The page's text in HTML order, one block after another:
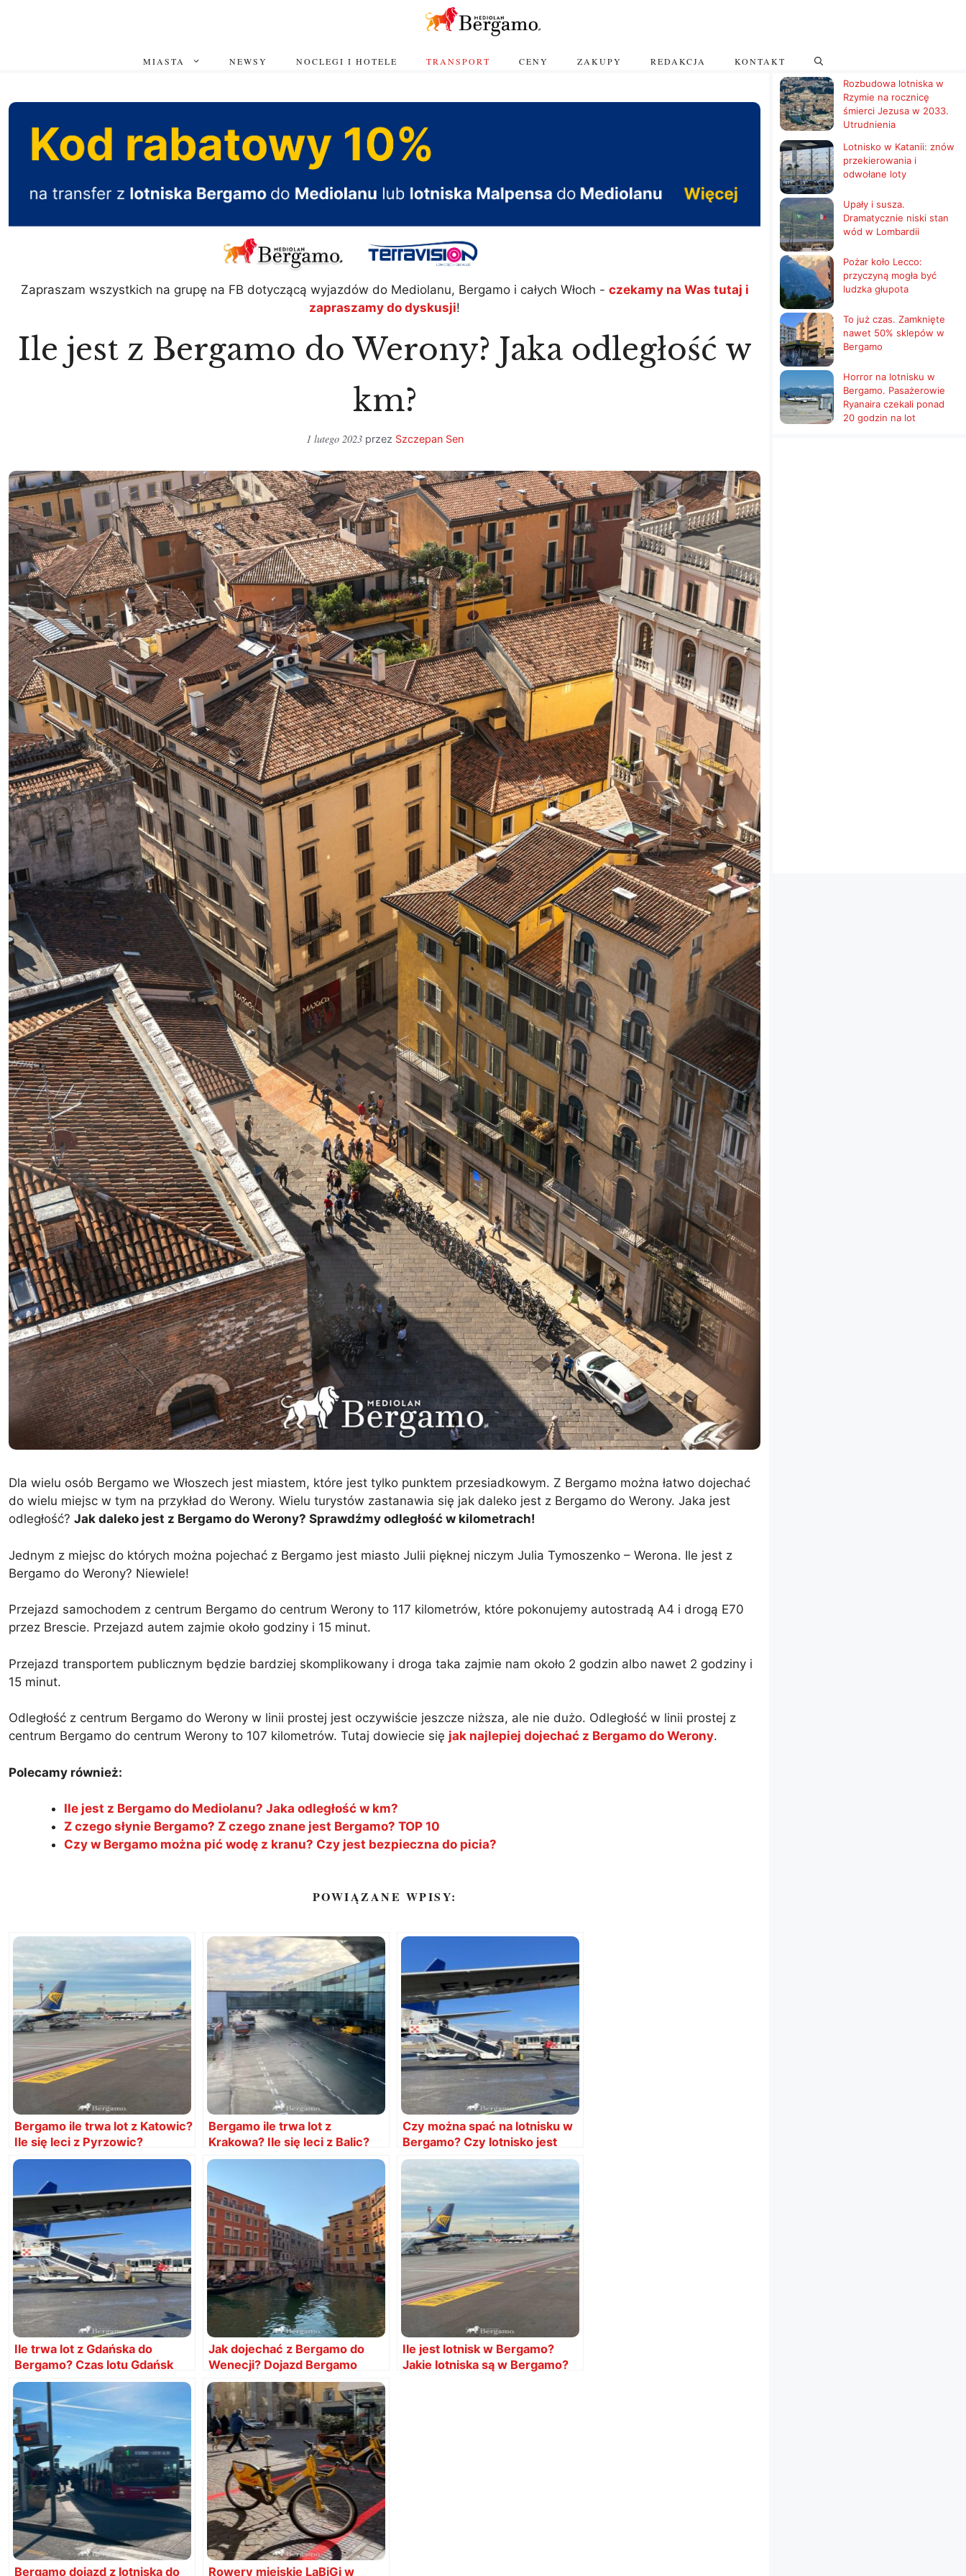
MIASTA NEWSY NOCLEGI I HOTELE TRANSPORT CENY ZAKUPY REDAKCJA KONTAKT
Zapraszam wszystkich na grupę na FB dotyczącą wyjazdów do Mediolanu, Bergamo i całych Włoch - czekamy na Was tutaj i
zapraszamy do dyskusji!
Ile jest z Bergamo do Werony? Jaka odległość w
km?
1 lutego 2023 przez Szczepan Sen
Dla wielu osób Bergamo we Włoszech jest miastem, które jest tylko punktem przesiadkowym. Z Bergamo można łatwo dojechać
do wielu miejsc w tym na przykład do Werony. Wielu turystów zastanawia się jak daleko jest z Bergamo do Werony. Jaka jest
odległość? Jak daleko jest z Bergamo do Werony? Sprawdźmy odległość w kilometrach!
Jednym z miejsc do których można pojechać z Bergamo jest miasto Julii pięknej niczym Julia Tymoszenko – Werona. Ile jest z
Bergamo do Werony? Niewiele!
Przejazd samochodem z centrum Bergamo do centrum Werony to 117 kilometrów, które pokonujemy autostradą A4 i drogą E70
przez Brescie. Przejazd autem zajmie około godziny i 15 minut.
Przejazd transportem publicznym będzie bardziej skomplikowany i droga taka zajmie nam około 2 godzin albo nawet 2 godziny i
15 minut.
Odległość z centrum Bergamo do Werony w linii prostej jest oczywiście jeszcze niższa, ale nie dużo. Odległość w linii prostej z
centrum Bergamo do centrum Werony to 107 kilometrów. Tutaj dowiecie się jak najlepiej dojechać z Bergamo do Werony.
Polecamy również:
Ile jest z Bergamo do Mediolanu? Jaka odległość w km?
Z czego słynie Bergamo? Z czego znane jest Bergamo? TOP 10
Czy w Bergamo można pić wodę z kranu? Czy jest bezpieczna do picia?
POWIĄZANE WPISY:
Bergamo ile trwa lot z Katowic?
Ile się leci z Pyrzowic?
Bergamo ile trwa lot z
Krakowa? Ile się leci z Balic?
Czy można spać na lotnisku w
Bergamo? Czy lotnisko jest
otwarte w nocy?
Ile trwa lot z Gdańska do
Bergamo? Czas lotu Gdańsk
Bergamo
Jak dojechać z Bergamo do
Wenecji? Dojazd Bergamo
Wenecja, pociąg czy bus?
Ile jest lotnisk w Bergamo?
Jakie lotniska są w Bergamo?
Bergamo dojazd z lotniska do Rowery miejskie LaBiGi w
Rozbudowa lotniska w
Rzymie na rocznicę
śmierci Jezusa w 2033.
Utrudnienia
Lotnisko w Katanii: znów
przekierowania i
odwołane loty
Upały i susza.
Dramatycznie niski stan
wód w Lombardii
Pożar koło Lecco:
przyczyną mogła być
ludzka głupota
To już czas. Zamknięte
nawet 50% sklepów w
Bergamo
Horror na lotnisku w
Bergamo. Pasażerowie
Ryanaira czekali ponad
20 godzin na lot